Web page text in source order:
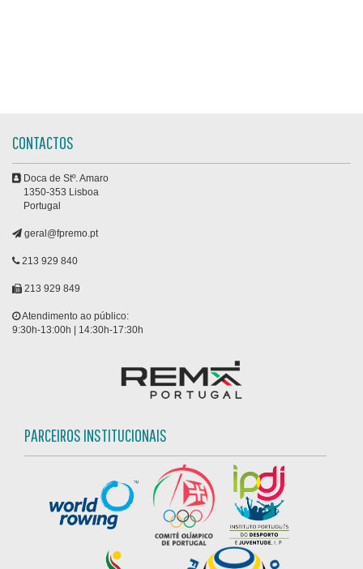
CONTACTOS
Doca de Stº. Amaro
1350-353 Lisboa
Portugal
geral@fpremo.pt
213 929 840
213 929 849
Atendimento ao público:
9:30h-13:00h | 14:30h-17:30h
PARCEIROS INSTITUCIONAIS